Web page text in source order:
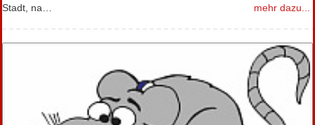
Stadt, na…
mehr dazu...